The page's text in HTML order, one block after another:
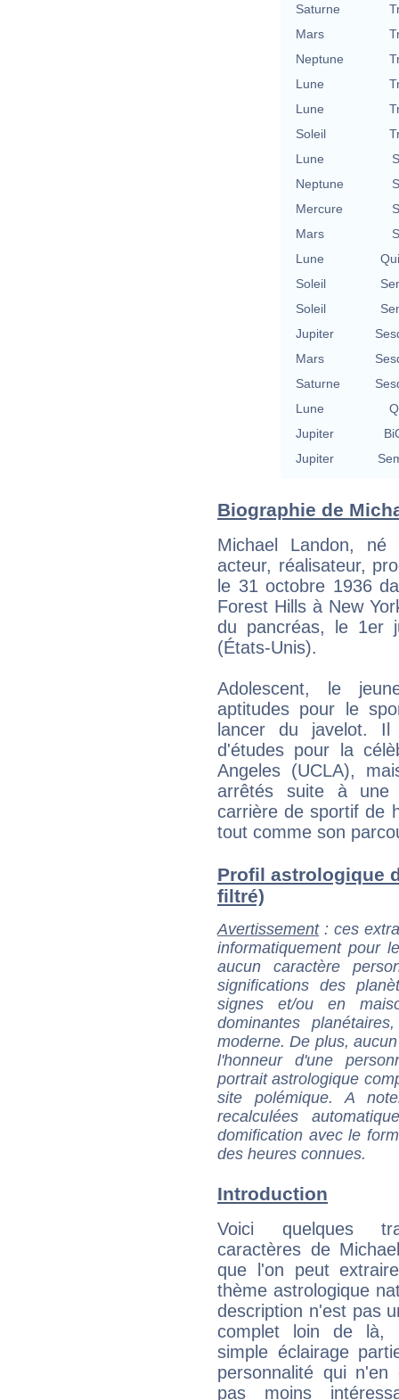
Saturne
Mars
Neptune
Lune
Lune
Soleil
Lune
Neptune
Mercure
Mars
Lune
Soleil
Soleil
Jupiter
Mars
Saturne
Lune
Jupiter
Jupiter
Biographie de
Michael Landon,
acteur, réalisateur,
le 31 octobre 1936
Forest Hills à New
du pancréas, le 1er
(États-Unis).
Adolescent, le
aptitudes pour le
lancer du javelot. Il
d'études pour la
Angeles (UCLA),
arrêtés suite à une
carrière de sportif de
tout comme son
Profil astrologique
filtré)
Avertissement: ces
informatiquement pour
aucun caractère
significations des
signes et/ou en
dominantes
moderne. De plus,
l'honneur d'une
portrait astrologique
site polémique. A
recalculées
domification avec le
des heures connues.
Introduction
Voici quelques
caractères de
que l'on peut
thème astrologique
description n'est pas
complet loin de là,
simple éclairage
personnalité qui n'en
pas moins